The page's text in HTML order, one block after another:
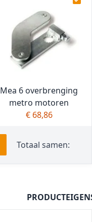
Mea 6 overbrenging
metro motoren
€ 68,86
Totaal samen: